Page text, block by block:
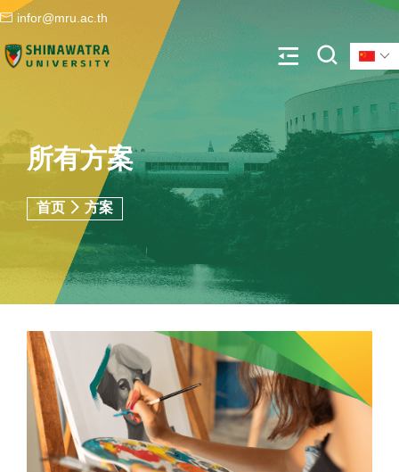
infor@mru.ac.th
所有方案
首页 方案